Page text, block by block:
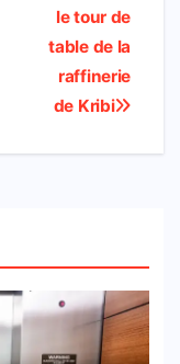
le tour de
table de la
raffinerie
de Kribi